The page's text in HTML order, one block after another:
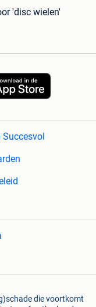
'disc wielen'
Succesvol
die voortkomt